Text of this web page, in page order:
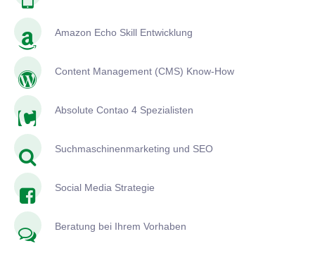
Amazon Echo Skill Entwicklung
Content Management (CMS) Know-How
Absolute Contao 4 Spezialisten
Suchmaschinenmarketing und SEO
Social Media Strategie
Beratung bei Ihrem Vorhaben